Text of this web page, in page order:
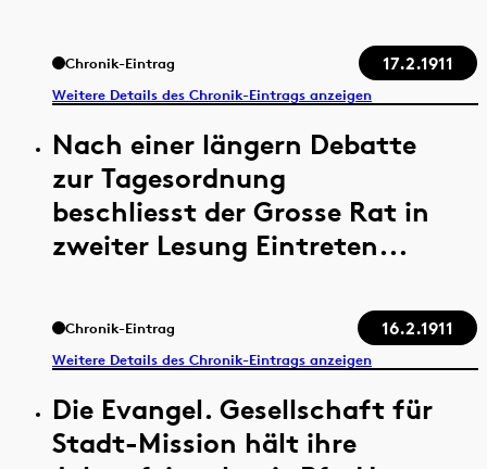
Chronik-Eintrag 17.2.1911
Weitere Details des Chronik-Eintrags anzeigen
Nach einer längern Debatte
zur Tagesordnung
beschliesst der Grosse Rat in
zweiter Lesung Eintreten...
Chronik-Eintrag 16.2.1911
Weitere Details des Chronik-Eintrags anzeigen
Die Evangel. Gesellschaft für
Stadt-Mission hält ihre